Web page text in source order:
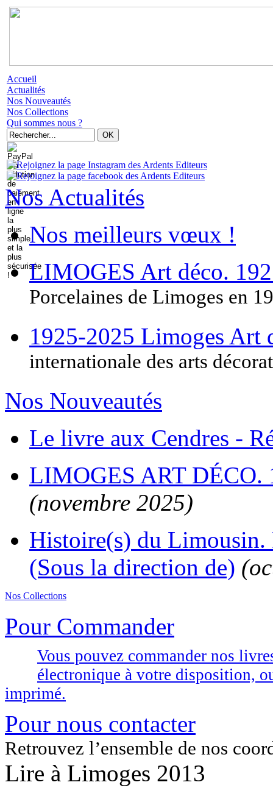
Accueil
Actualités
Nos Nouveautés
Nos Collections
Qui sommes nous ?
Nos Actualités
Nos meilleurs vœux !
LIMOGES Art déco.
Porcelaines de Limoges en
1925-2025 Limoges Art
internationale des arts
Nos Nouveautés
Le livre aux Cendres -
LIMOGES ART
(novembre 2025)
Histoire(s) du Limousin.
(Sous la direction de)
Nos Collections
Pour Commander
Vous pouvez commander nos
électronique à votre disposition,
imprimé.
Pour nous contacter
Retrouvez l’ensemble de nos
Lire à Limoges 2013